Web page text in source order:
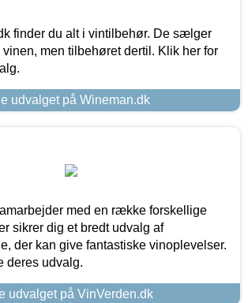
finder du alt i vintilbehør. De sælger
men tilbehøret dertil. Klik her for
udvalget på Wineman.dk
med en række forskellige
sikrer dig et bredt udvalg af
der kan give fantastiske vinoplevelser.
deres udvalg.
udvalget på VinVerden.dk